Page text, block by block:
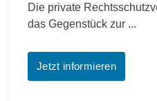
Die private
das Gegenstück zur ...
Jetzt informieren